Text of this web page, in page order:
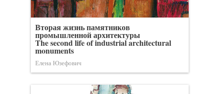
Вторая жизнь памятников
промышленной архитектуры
The second life of industrial architectural
monuments
Елена Юзефович